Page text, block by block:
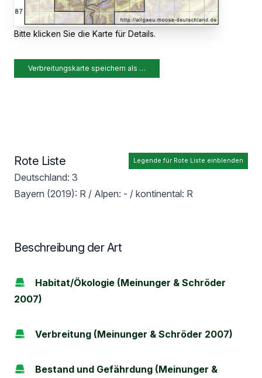
Bitte klicken Sie die Karte für Details.
Verbreitungskarte speichern als …
Legende für Rote Liste einblenden
Rote Liste
Deutschland: 3
Bayern (2019): R / Alpen: - / kontinental: R
Beschreibung der Art
Habitat/Ökologie (Meinunger & Schröder
2007)
Verbreitung (Meinunger & Schröder 2007)
Bestand und Gefährdung (Meinunger &